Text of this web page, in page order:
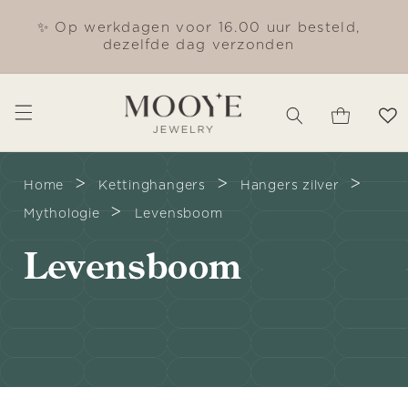
naar de
✨ Op werkdagen voor 16.00 uur besteld,
dezelfde dag verzonden
Winkelwagen
Home > Kettinghangers > Hangers zilver >
Mythologie > Levensboom
C
Levensboom